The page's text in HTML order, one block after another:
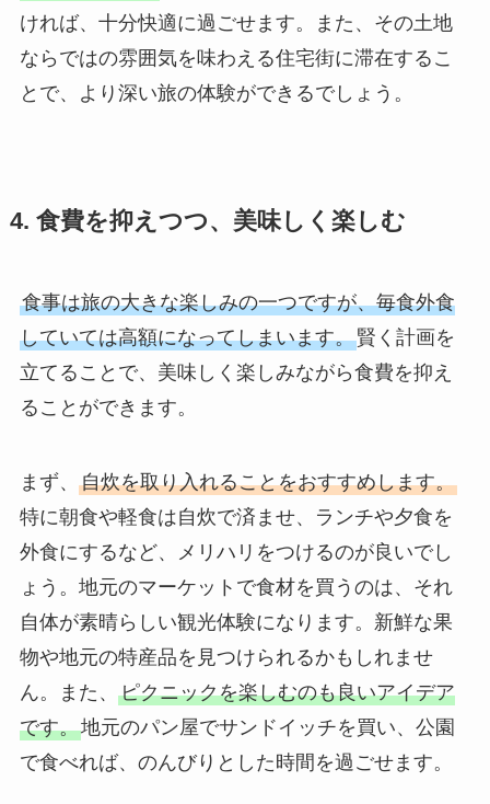
ければ、十分快適に過ごせます。また、その土地
ならではの雰囲気を味わえる住宅街に滞在するこ
とで、より深い旅の体験ができるでしょう。
4. 食費を抑えつつ、美味しく楽しむ
食事は旅の大きな楽しみの一つですが、毎食外食
していては高額になってしまいます。賢く計画を
立てることで、美味しく楽しみながら食費を抑え
ることができます。
まず、 自炊を取り入れることをおすすめします。
特に朝食や軽食は自炊で済ませ、ランチや夕食を
外食にするなど、メリハリをつけるのが良いでし
ょう。地元のマーケットで食材を買うのは、それ
自体が素晴らしい観光体験になります。新鮮な果
物や地元の特産品を見つけられるかもしれませ
ん。また、 ピクニックを楽しむのも良いアイデア
です。地元のパン屋でサンドイッチを買い、公園
で食べれば、のんびりとした時間を過ごせます。